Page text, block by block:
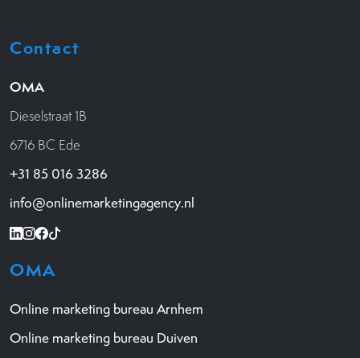
Contact
OMA
Dieselstraat 1B
6716 BC Ede
+31 85 016 3286
info@onlinemarketingagency.nl
OMA
Online marketing bureau Arnhem
Online marketing bureau Duiven